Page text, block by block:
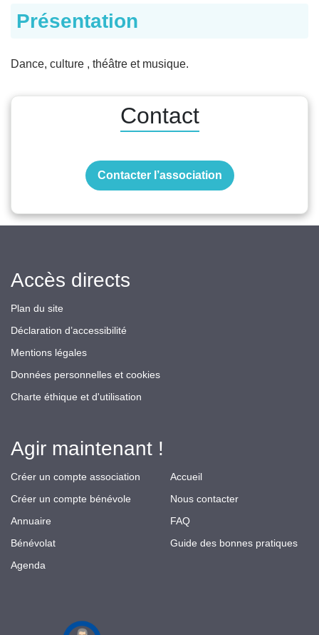
Présentation
Dance, culture , théâtre et musique.
Contact
Contacter l’association
Accès directs
Plan du site
Déclaration d’accessibilité
Mentions légales
Données personnelles et cookies
Charte éthique et d'utilisation
Agir maintenant !
Créer un compte association
Créer un compte bénévole
Annuaire
Bénévolat
Agenda
Accueil
Nous contacter
FAQ
Guide des bonnes pratiques